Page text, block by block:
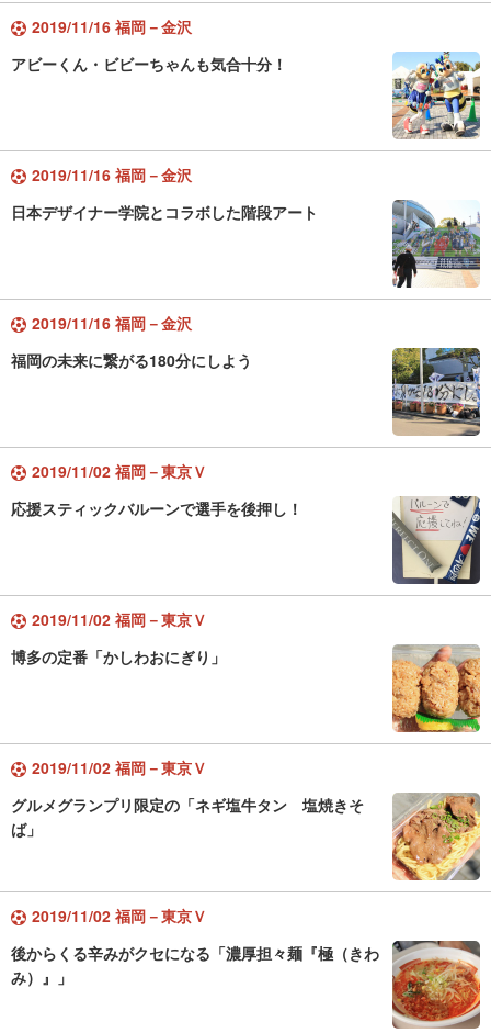
2019/11/16 福岡－金沢
アビーくん・ビビーちゃんも気合十分！
2019/11/16 福岡－金沢
日本デザイナー学院とコラボした階段アート
2019/11/16 福岡－金沢
福岡の未来に繋がる180分にしよう
2019/11/02 福岡－東京Ｖ
応援スティックバルーンで選手を後押し！
2019/11/02 福岡－東京Ｖ
博多の定番「かしわおにぎり」
2019/11/02 福岡－東京Ｖ
グルメグランプリ限定の「ネギ塩牛タン 塩焼きそ
ば」
2019/11/02 福岡－東京Ｖ
後からくる辛みがクセになる「濃厚担々麺『極（きわ
み）』」